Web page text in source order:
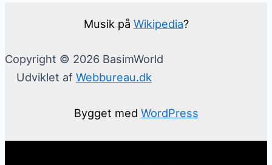
Musik på Wikipedia?
Copyright © 2026 BasimWorld
Udviklet af Webbureau.dk
Bygget med WordPress